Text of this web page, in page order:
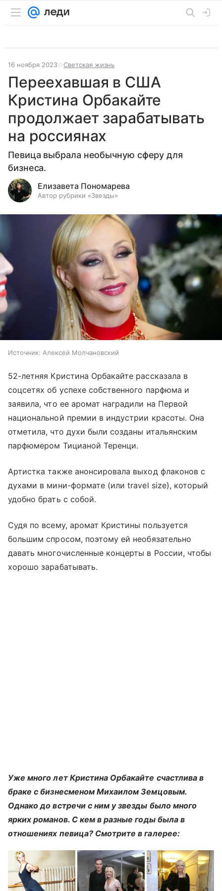
16 ноября 2023 Светская жизнь
Переехавшая в США
Кристина Орбакайте
продолжает зарабатывать
на россиянах
Певица выбрала необычную сферу для
бизнеса.
Елизавета Пономарева
Автор рубрики «Звезды»
Источник: Алексей Молчановский
52-летняя Кристина Орбакайте рассказала в
соцсетях об успехе собственного парфюма и
заявила, что ее аромат наградили на Первой
национальной премии в индустрии красоты. Она
отметила, что духи были созданы итальянским
парфюмером Тицианой Теренци.
Артистка также анонсировала выход флаконов с
духами в мини-формате (или travel size), который
удобно брать с собой.
Судя по всему, аромат Кристины пользуется
большим спросом, поэтому ей необязательно
давать многочисленные концерты в России, чтобы
хорошо зарабатывать.
Уже много лет Кристина Орбакайте счастлива в
браке с бизнесменом Михаилом Земцовым.
Однако до встречи с ним у звезды было много
ярких романов. С кем в разные годы была в
отношениях певица? Смотрите в галерее: